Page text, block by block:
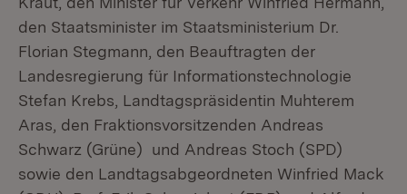
den Staatsminister im Staatsministerium Dr.
Florian Stegmann, den Beauftragten der
Landesregierung für Informationstechnologie
Stefan Krebs, Landtagspräsidentin Muhterem
Aras, den Fraktionsvorsitzenden Andreas
Schwarz (Grüne) und Andreas Stoch (SPD)
sowie den Landtagsabgeordneten Winfried Mack